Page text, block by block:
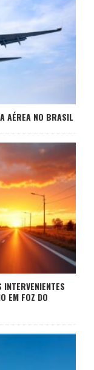
AÉREA NO BRASIL
EM FOZ DO